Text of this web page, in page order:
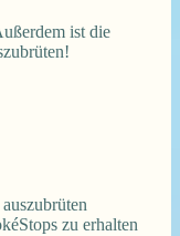
ist die
zu erhalten